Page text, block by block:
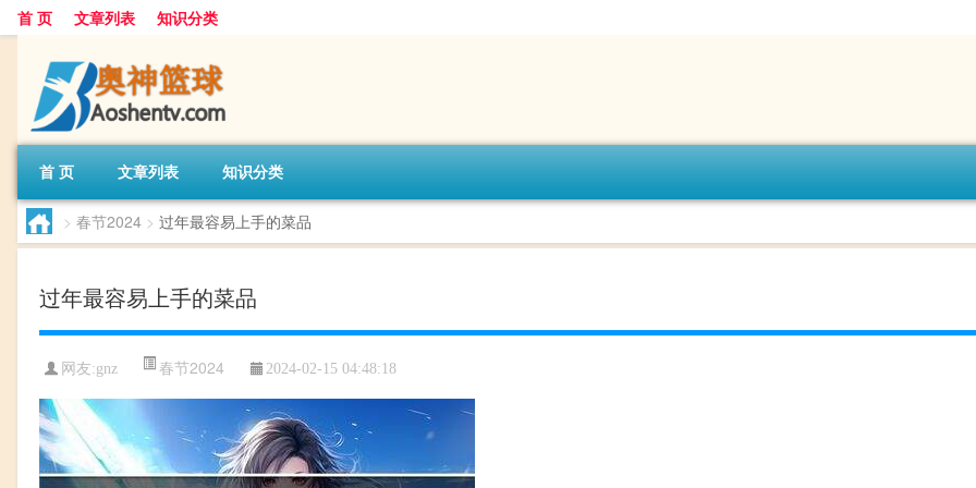
首 页 文章列表 知识分类
首 页 文章列表 知识分类
> 春节2024 > 过年最容易上手的菜品
过年最容易上手的菜品
网友:gnz 春节2024 2024-02-15 04:48:18